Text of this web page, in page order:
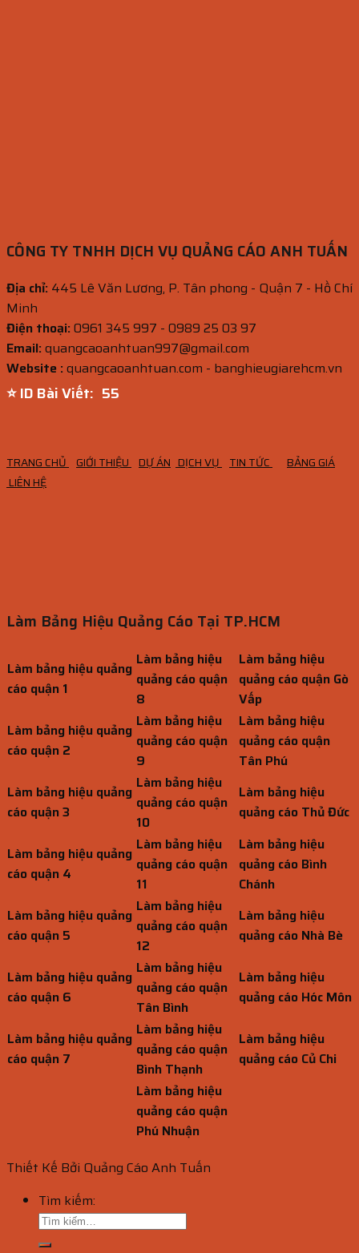
CÔNG TY TNHH DỊCH VỤ QUẢNG CÁO ANH TUẤN
Địa chỉ: 445 Lê Văn Lương, P. Tân phong - Quận 7 - Hồ Chí
Minh
Điện thoại:0961 345 997 - 0989 25 03 97
Email:quangcaoanhtuan997@gmail.com
Website :quangcaoanhtuan.com - banghieugiarehcm.vn
⭐ ID Bài Viết: 53
TRANG CHỦ GIỚI THIỆU DỰ ÁN DỊCH VỤ TIN TỨC
BẢNG GIÁ
LIÊN HỆ
Làm Bảng Hiệu Quảng Cáo Tại TP.HCM
Làm bảng hiệu quảng
cáo quận 1
Làm bảng hiệu
quảng cáo quận
8
Làm bảng hiệu
quảng cáo quận Gò
Vấp
Làm bảng hiệu quảng
cáo quận 2
Làm bảng hiệu
quảng cáo quận
9
Làm bảng hiệu
quảng cáo quận
Tân Phú
Làm bảng hiệu quảng
cáo quận 3
Làm bảng hiệu
quảng cáo quận
10
Làm bảng hiệu
quảng cáo Thủ Đức
Làm bảng hiệu quảng
cáo quận 4
Làm bảng hiệu
quảng cáo quận
11
Làm bảng hiệu
quảng cáo Bình
Chánh
Làm bảng hiệu quảng
cáo quận 5
Làm bảng hiệu
quảng cáo quận
12
Làm bảng hiệu
quảng cáo Nhà Bè
Làm bảng hiệu quảng
cáo quận 6
Làm bảng hiệu
quảng cáo quận
Tân Bình
Làm bảng hiệu
quảng cáo Hóc Môn
Làm bảng hiệu quảng
cáo quận 7
Làm bảng hiệu
quảng cáo quận
Bình Thạnh
Làm bảng hiệu
quảng cáo Củ Chi
Làm bảng hiệu
quảng cáo quận
Phú Nhuận
Thiết Kế Bởi Quảng Cáo Anh Tuấn
Tìm kiếm: